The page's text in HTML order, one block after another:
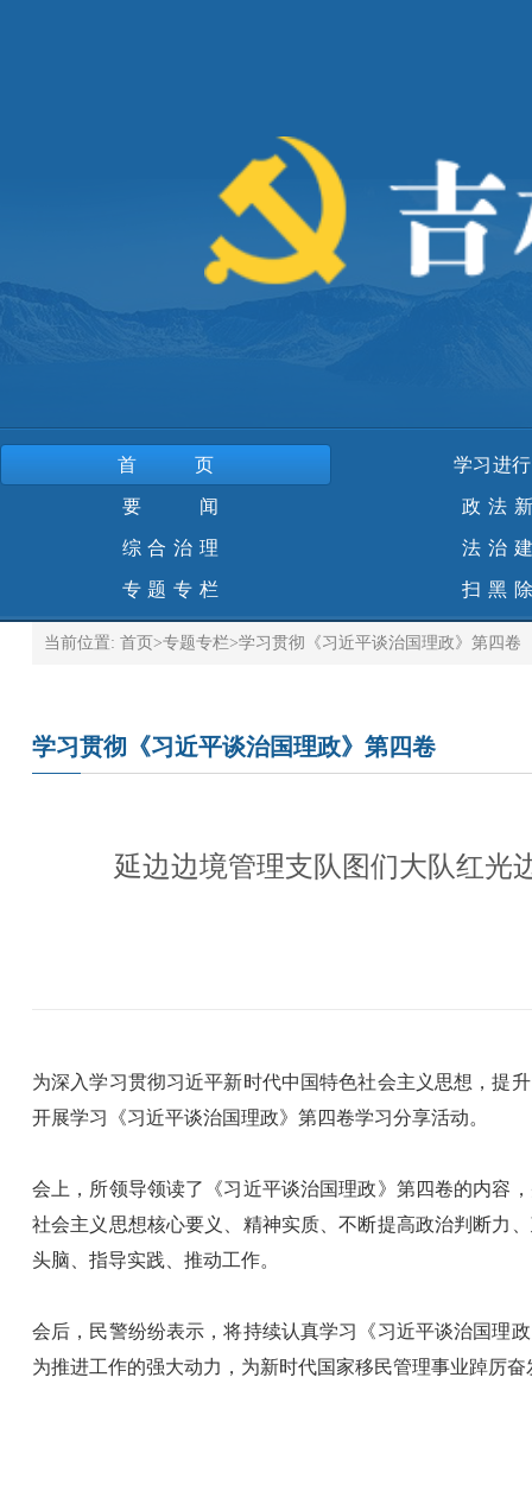
首页 学习进
要 闻 政法
综合治理 法治
专题专栏 扫黑
当前位置: 首页 >专题专栏>学习贯彻《习近平谈治国理政》第四卷
学习贯彻《习近平谈治国理政》第四卷
延边边境管理支队图们大队红光
为深入学习贯彻习近平新时代中国特色社会主义思想，提
开展学习《习近平谈治国理政》第四卷学习分享活动。
会上，所领导领读了《习近平谈治国理政》第四卷的内容
社会主义思想核心要义、精神实质、不断提高政治判断力
头脑、指导实践、推动工作。
会后，民警纷纷表示，将持续认真学习《习近平谈治国理
为推进工作的强大动力，为新时代国家移民管理事业踔厉